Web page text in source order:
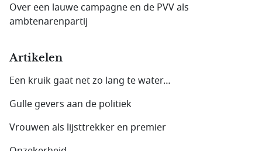
Over een lauwe campagne en de PVV als
ambtenarenpartij
Artikelen
Een kruik gaat net zo lang te water…
Gulle gevers aan de politiek
Vrouwen als lijsttrekker en premier